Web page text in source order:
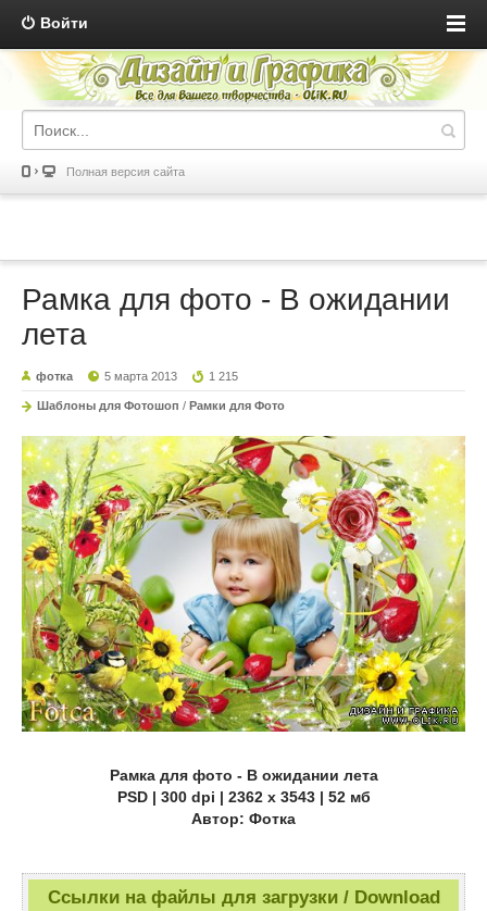
Войти
Полная версия сайта
Рамка для фото - В ожидании
лета
фотка 5 марта 2013 1 215
Шаблоны для Фотошоп / Рамки для Фото
Рамка для фото - В ожидании лета
PSD | 300 dpi | 2362 x 3543 | 52 мб
Автор: Фотка
Ссылки на файлы для загрузки / Download